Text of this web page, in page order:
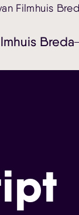
Filmhuis
Breda